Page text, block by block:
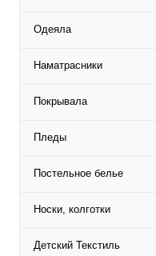
Одеяла
Наматрасники
Покрывала
Пледы
Постельное белье
Носки, колготки
Детский Текстиль